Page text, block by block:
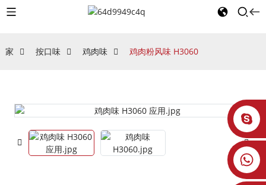
家 按口味 鸡肉味 鸡肉粉风味 H3060